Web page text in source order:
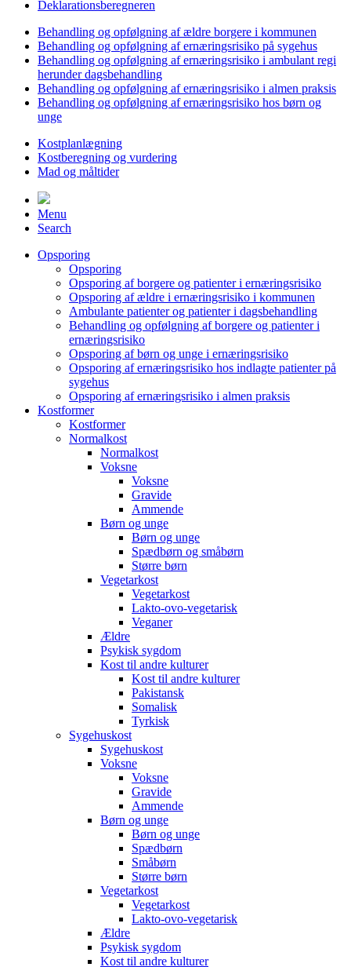
Deklarationsberegneren
Behandling og opfølgning af ældre borgere i kommunen
Behandling og opfølgning af ernæringsrisiko på sygehus
Behandling og opfølgning af ernæringsrisiko i ambulant regi
herunder dagsbehandling
Behandling og opfølgning af ernæringsrisiko i almen praksis
Behandling og opfølgning af ernæringsrisiko hos børn og
unge
Kostplanlægning
Kostberegning og vurdering
Mad og måltider
Menu
Search
Opsporing
Opsporing
Opsporing af borgere og patienter i ernæringsrisiko
Opsporing af ældre i ernæringsrisiko i kommunen
Ambulante patienter og patienter i dagsbehandling
Behandling og opfølgning af borgere og patienter i
ernæringsrisiko
Opsporing af børn og unge i ernæringsrisiko
Opsporing af ernæringsrisiko hos indlagte patienter på
sygehus
Opsporing af ernæringsrisiko i almen praksis
Kostformer
Kostformer
Normalkost
Normalkost
Voksne
Voksne
Gravide
Ammende
Børn og unge
Børn og unge
Spædbørn og småbørn
Større børn
Vegetarkost
Vegetarkost
Lakto-ovo-vegetarisk
Veganer
Ældre
Psykisk sygdom
Kost til andre kulturer
Kost til andre kulturer
Pakistansk
Somalisk
Tyrkisk
Sygehuskost
Sygehuskost
Voksne
Voksne
Gravide
Ammende
Børn og unge
Børn og unge
Spædbørn
Småbørn
Større børn
Vegetarkost
Vegetarkost
Lakto-ovo-vegetarisk
Ældre
Psykisk sygdom
Kost til andre kulturer